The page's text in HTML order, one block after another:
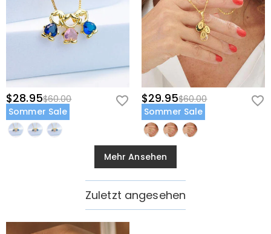
$28.95$60.00
Sommer Sale
$29.95$60.00
Sommer Sale
Mehr Ansehen
Zuletzt angesehen